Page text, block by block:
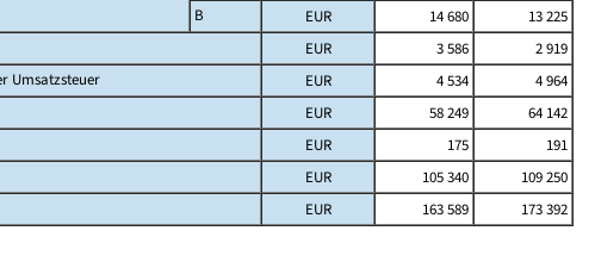
B
EUR 14 680
13 225
EUR 3 586
2 919
Umsatzsteuer
EUR 4 534
4 964
EUR 58 249
64 142
EUR 175
191
EUR 105 340
109 250
EUR 163 589 173 392